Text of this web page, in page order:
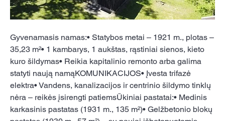
Gyvenamasis namas:• Statybos metai – 1921 m., plotas –
35,23 m²• 1 kambarys, 1 aukštas, rąstiniai sienos, kieto
kuro šildymas• Reikia kapitalinio remonto arba galima
statyti naują namąKOMUNIKACIJOS• Įvesta trifazė
elektra• Vandens, kanalizacijos ir centrinio šildymo tinklų
nėra – reikės įsirengti patiemsŪkiniai pastatai:• Medinis
karkasinis pastatas (1931 m., 135 m²)• Gelžbetonio blokų